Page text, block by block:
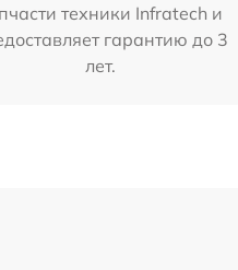
техники Infratech и
гарантию до 3
лет.